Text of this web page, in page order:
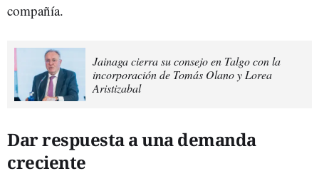
compañía.
Jainaga cierra su consejo en Talgo con la
incorporación de Tomás Olano y Lorea
Aristizabal
Dar respuesta a una demanda
creciente